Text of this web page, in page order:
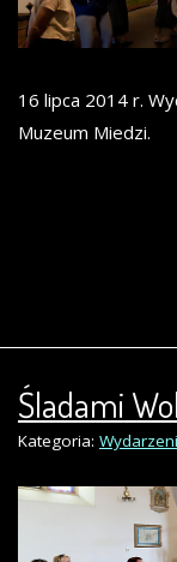
16 lipca 2014 r.
Muzeum Miedzi.
Śladami
Kategoria: